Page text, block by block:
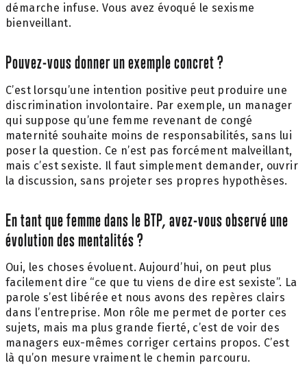
démarche infuse. Vous avez évoqué le sexisme
bienveillant.
Pouvez-vous donner un exemple concret ?
C’est lorsqu’une intention positive peut produire une
discrimination involontaire. Par exemple, un manager
qui suppose qu’une femme revenant de congé
maternité souhaite moins de responsabilités, sans lui
poser la question. Ce n’est pas forcément malveillant,
mais c’est sexiste. Il faut simplement demander, ouvrir
la discussion, sans projeter ses propres hypothèses.
En tant que femme dans le BTP, avez-vous observé une
évolution des mentalités ?
Oui, les choses évoluent. Aujourd’hui, on peut plus
facilement dire “ce que tu viens de dire est sexiste”. La
parole s’est libérée et nous avons des repères clairs
dans l’entreprise. Mon rôle me permet de porter ces
sujets, mais ma plus grande fierté, c’est de voir des
managers eux-mêmes corriger certains propos. C’est
là qu’on mesure vraiment le chemin parcouru.